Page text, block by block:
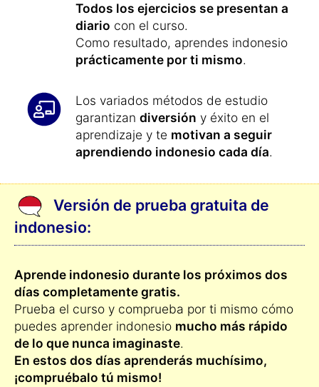
Todos los ejercicios se presentan a
diario con el curso.
Como resultado, aprendes indonesio
prácticamente por ti mismo.
Los variados métodos de estudio
garantizan diversión y éxito en el
aprendizaje y te motivan a seguir
aprendiendo indonesio cada día.
Versión de prueba gratuita de
indonesio:
Aprende indonesio durante los próximos dos
días completamente gratis.
Prueba el curso y comprueba por ti mismo cómo
puedes aprender indonesio mucho más rápido
de lo que nunca imaginaste.
En estos dos días aprenderás muchísimo,
¡compruébalo tú mismo!